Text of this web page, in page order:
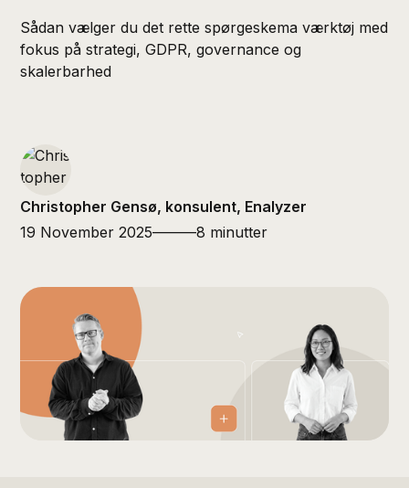
Sådan vælger du det rette spørgeskema værktøj med
fokus på strategi, GDPR, governance og
skalerbarhed
Christopher Gensø, konsulent, Enalyzer
19 November 2025———8 minutter